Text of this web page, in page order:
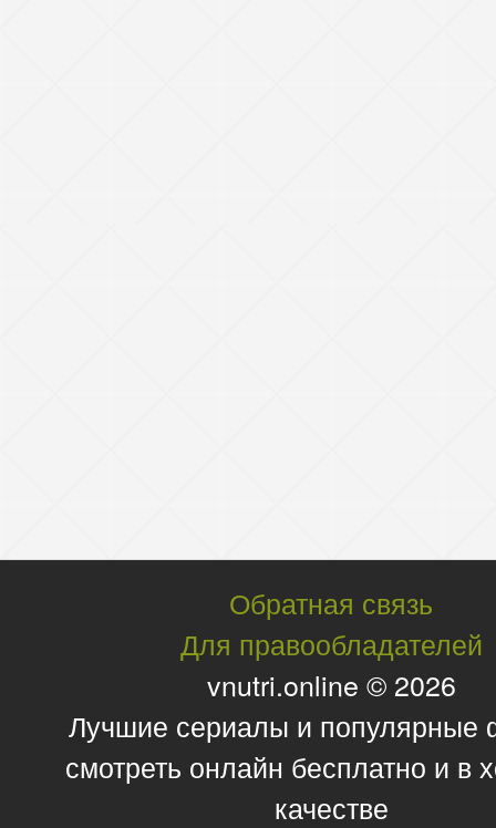
Обратная связь
Для правообладателей
vnutri.online © 2026
Лучшие сериалы и
смотреть онлайн бесплатно и в
качестве